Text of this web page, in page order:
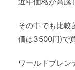
その中でも比較
価は3500円)で
ワールドブレン